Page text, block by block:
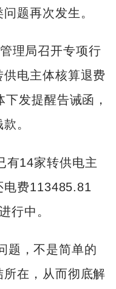
题再次发生。
理局召开专项行
电主体核算退费
发提醒告诫函，
。
有14家转供电主
电费113485.81
行中。
题，不是简单的
在，从而彻底解